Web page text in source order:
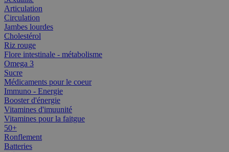
Articulation
Circulation
Jambes lourdes
Cholestérol
Riz rouge
Flore intestinale - métabolisme
Omega 3
Sucre
Médicaments pour le coeur
Immuno - Energie
Booster d'énergie
Vitamines d'imuunité
Vitamines pour la faitgue
50+
Ronflement
Batteries